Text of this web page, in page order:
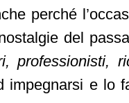
perché
del
professionisti,
impegnarsi e lo